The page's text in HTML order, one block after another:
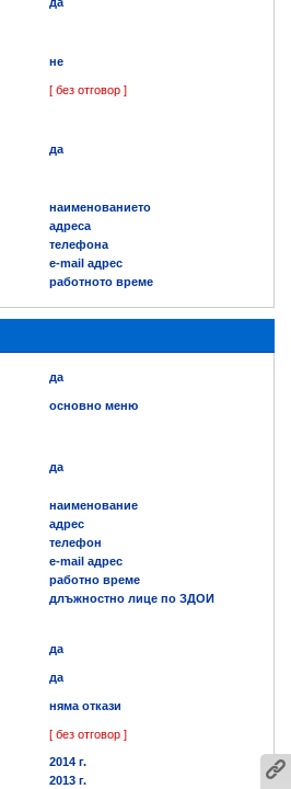
не
[ без отговор ]
да
наименованието
адреса
телефона
e-mail адрес
работното време
да
основно меню
да
наименование
адрес
телефон
e-mail адрес
работно време
длъжностно лице по ЗДОИ
да
да
няма откази
[ без отговор ]
2014 г.
2013 г.